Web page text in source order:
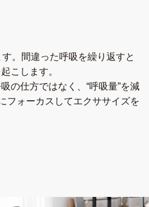
。間違った呼吸を繰り返すと
こします。
の仕⽅ではなく、“呼吸量”を減
フォーカスしてエクササイズを